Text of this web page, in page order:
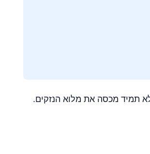
תמיד מכסה את מלוא הנזקים.